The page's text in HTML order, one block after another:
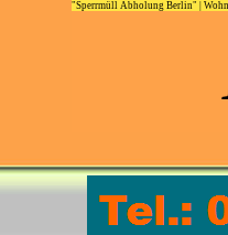
"Sperrmüll Abholung Berlin"